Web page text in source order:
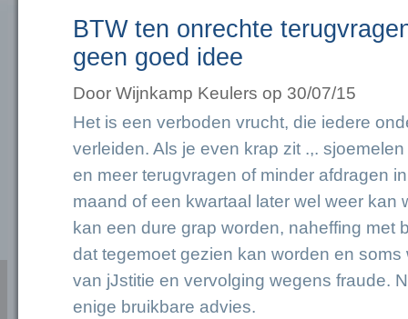
BTW ten onrechte
geen goed idee
Door Wijnkamp Keulers op 30/07/15
Het is een verboden vrucht, die iedere
verleiden. Als je even krap zit .,.
en meer terugvragen of minder afdragen
maand of een kwartaal later wel weer kan
kan een dure grap worden, naheffing met
dat tegemoet gezien kan worden en soms
van jJstitie en vervolging wegens fraude.
enige bruikbare advies.